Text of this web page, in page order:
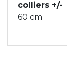
colliers +/-
60 cm